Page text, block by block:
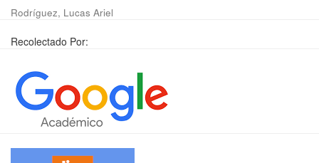
Rodríguez, Lucas Ariel
Recolectado Por: